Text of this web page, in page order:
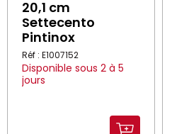
20,1 cm
Settecento
Pintinox
Réf : E1007152
Disponible sous 2 à 5
jours